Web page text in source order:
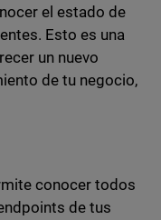
el estado de
Esto es una
un nuevo
de tu negocio,
conocer todos
de tus